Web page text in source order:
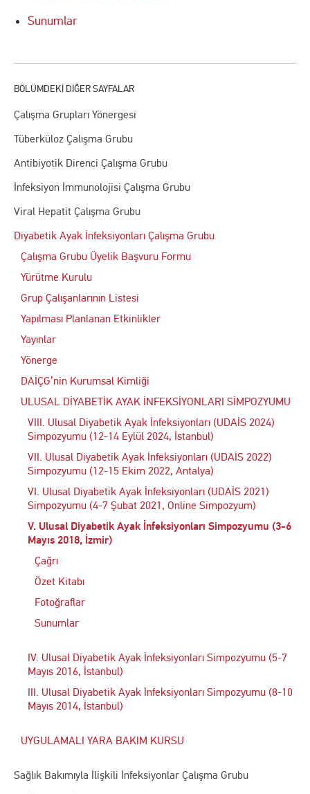
Çalışma Grupları Yönergesi
Tüberküloz Çalışma Grubu
Antibiyotik Direnci Çalışma Grubu
İnfeksiyon İmmunolojisi Çalışma Grubu
Viral Hepatit Çalışma Grubu
Diyabetik Ayak İnfeksiyonları Çalışma Grubu
Çalışma Grubu Üyelik Başvuru Formu
Yürütme Kurulu
Grup Çalışanlarının Listesi
Yapılması Planlanan Etkinlikler
Yayınlar
Yönerge
DAİÇG’nin Kurumsal Kimliği
ULUSAL DİYABETİK AYAK İNFEKSİYONLARI SİMPOZYUMU
VIII. Ulusal Diyabetik Ayak İnfeksiyonları (UDAİS 2024)
Simpozyumu (12-14 Eylül 2024, İstanbul)
VII. Ulusal Diyabetik Ayak İnfeksiyonları (UDAİS 2022)
Simpozyumu (12-15 Ekim 2022, Antalya)
VI. Ulusal Diyabetik Ayak İnfeksiyonları (UDAİS 2021)
Simpozyumu (4-7 Şubat 2021, Online Simpozyum)
V. Ulusal Diyabetik Ayak İnfeksiyonları Simpozyumu (3-6
Mayıs 2018, İzmir)
Çağrı
Özet Kitabı
Fotoğraflar
Sunumlar
IV. Ulusal Diyabetik Ayak İnfeksiyonları Simpozyumu (5-7
Mayıs 2016, İstanbul)
III. Ulusal Diyabetik Ayak İnfeksiyonları Simpozyumu (8-10
Mayıs 2014, İstanbul)
UYGULAMALI YARA BAKIM KURSU
Sağlık Bakımıyla İlişkili İnfeksiyonlar Çalışma Grubu
Sunumlar